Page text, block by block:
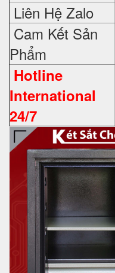
Liên Hệ Zalo
Cam Kết Sản
Phẩm
Hotline
International
24/7